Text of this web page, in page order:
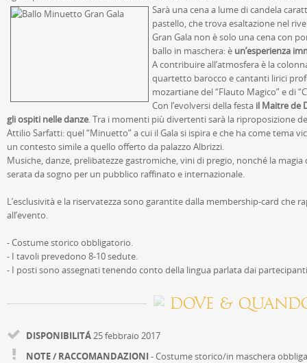
Sarà una cena a lume di candela
pastello, che trova esaltazione nel
Gran Gala non è solo una cena con
ballo in maschera: è un’esperienza
A contribuire all’atmosfera è la
quartetto barocco e cantanti lirici
mozartiane del “Flauto Magico” e di
Con l’evolversi della festa il Maitre de
gli ospiti nelle danze. Tra i momenti più divertenti sarà la riproposizione
Attilio Sarfatti: quel “Minuetto” a cui il Gala si ispira e che ha come tema
un contesto simile a quello offerto da palazzo Albrizzi.
Musiche, danze, prelibatezze gastromiche, vini di pregio, nonché la
serata da sogno per un pubblico raffinato e internazionale.
L’esclusività e la riservatezza sono garantite dalla membership-card che
all’evento.
- Costume storico obbligatorio.
- I tavoli prevedono 8-10 sedute.
- I posti sono assegnati tenendo conto della lingua parlata dai
DOVE &
DISPONIBILITÁ25 febbraio 2017
NOTE / RACCOMANDAZIONI - Costume storico/in maschera